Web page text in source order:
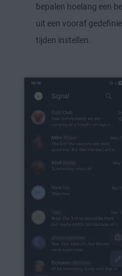
bepalen hoelang een
uit een vooraf
tijden instellen.